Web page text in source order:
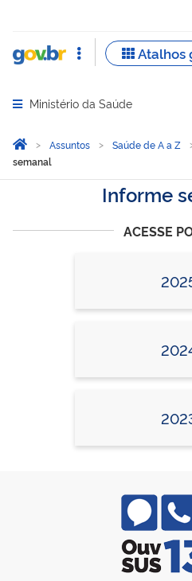
Abrir menu principal de
Ministério da Saúde
Você está aqui:
Página Inicial
Assuntos Saúde de A a Z
semanal
Informe
ACESSE